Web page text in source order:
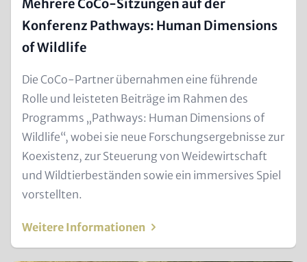
Mehrere CoCo-Sitzungen auf der
Konferenz Pathways: Human Dimensions
of Wildlife
Text
for
Teaser
and
Metatags
Die CoCo-Partner übernahmen eine führende
Rolle und leisteten Beiträge im Rahmen des
Programms „Pathways: Human Dimensions of
Wildlife“, wobei sie neue Forschungsergebnisse zur
Koexistenz, zur Steuerung von Weidewirtschaft
und Wildtierbeständen sowie ein immersives Spiel
vorstellten.
Weitere Informationen